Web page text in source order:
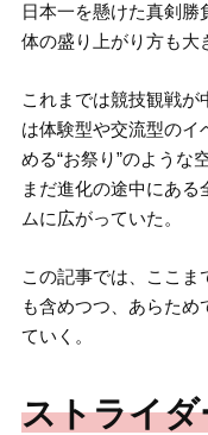
日本一を懸けた真剣
体の盛り上がり方も大
これまでは競技観戦が
は体験型や交流型のイ
める“お祭り”のような
まだ進化の途中にあ
ムに広がっていた。
この記事では、ここ
も含めつつ、あらため
ていく。
ストライ